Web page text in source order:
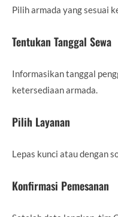
Pilih armada yang sesuai
Tentukan Tanggal Sewa
Informasikan tanggal
ketersediaan armada.
Pilih Layanan
Lepas kunci atau dengan
Konfirmasi Pemesanan